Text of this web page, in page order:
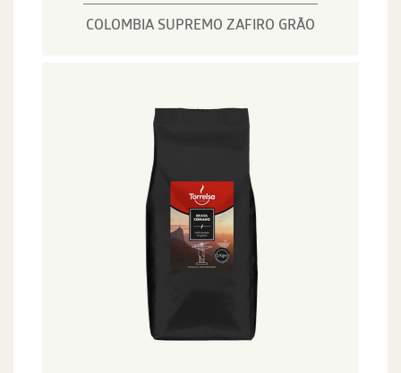
COLOMBIA SUPREMO ZAFIRO GRÃO